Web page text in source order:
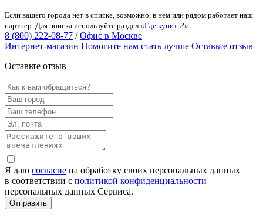
Если вашего города нет в списке, возможно, в нем или рядом работает наш
партнер. Для поиска используйте раздел «Где купить?».
8 (800) 222-08-77 / Офис в Москве
Интернет-магазин Помогите нам стать лучше Оставьте отзыв
Оставьте отзыв
Я даю согласие на обработку своих персональных данных
в соответствии с политикой конфиденциальности
персональных данных Сервиса.